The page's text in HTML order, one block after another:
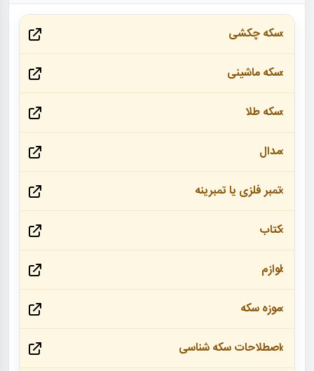
سکه چکشی
سکه ماشینی
سکه طلا
مدال
تمبر فلزی یا تمبرینه
کتاب
لوازم
موزه سکه
اصطلاحات سکه شناسی